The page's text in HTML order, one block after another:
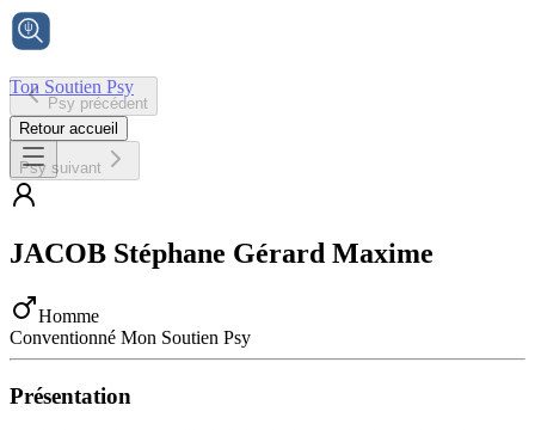
Ton Soutien Psy
Accueil
Psy précédent
Retour accueil
Psy suivant
JACOB Stéphane Gérard Maxime
Homme
Conventionné Mon Soutien Psy
Présentation